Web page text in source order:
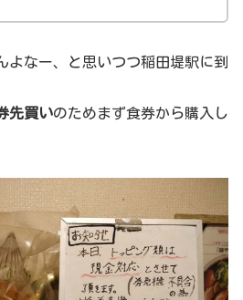
よなー、と思いつつ稲田堤駅に到
先買いのためまず食券から購入し